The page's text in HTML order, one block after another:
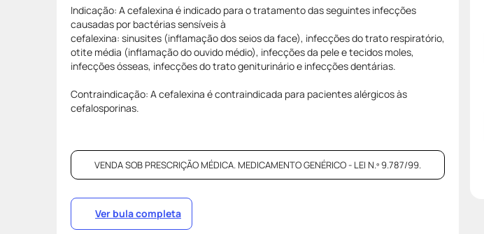
Indicação: A cefalexina é indicado para o tratamento das seguintes infecções
causadas por bactérias sensíveis à
cefalexina: sinusites (inflamação dos seios da face), infecções do trato respiratório,
otite média (inflamação do ouvido médio), infecções da pele e tecidos moles,
infecções ósseas, infecções do trato geniturinário e infecções dentárias.
Contraindicação: A cefalexina é contraindicada para pacientes alérgicos às
cefalosporinas.
VENDA SOB PRESCRIÇÃO MÉDICA. MEDICAMENTO GENÉRICO - LEI N.º 9.787/99.
Ver bula completa